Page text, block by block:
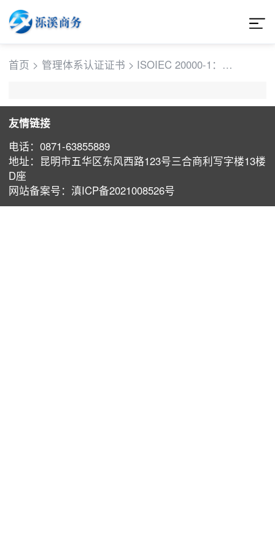
首页 > 管理体系认证证书 > ISOIEC 20000-1：
友情链接
电话：0871-63855889
地址：昆明市五华区东风西路123号三合商利写字楼13楼
D座
⽹站备案号：滇ICP备2021008526号